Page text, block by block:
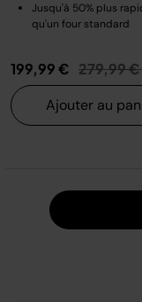
Jusqu'à 50% plus
qu'un four standard
199,99 € Prix
279,99 €
Ajouter au